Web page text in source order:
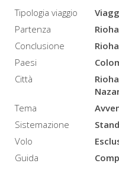
ammirare
tutti
i
diversi
paesaggi,
come
meravigliose
incredibili
animali
e
culture
particolari.
Tipologia viaggio
Partenza
Conclusione
Paesi
Città
Tema
Sistemazione
Volo
Guida